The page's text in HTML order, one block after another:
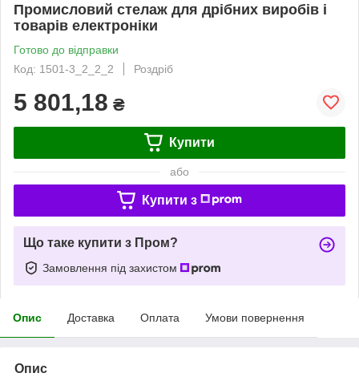
Промисловий стелаж для дрібних виробів і
товарів електроніки
Готово до відправки
Код: 1501-3_2_2_2
Роздріб
5 801,18 ₴
Купити
або
Купити з
Що таке купити з Пром?
Замовлення під захистом
Опис Доставка Оплата Умови повернення
Опис